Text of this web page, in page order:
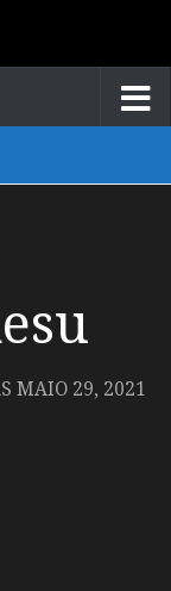
MAIO 29, 2021